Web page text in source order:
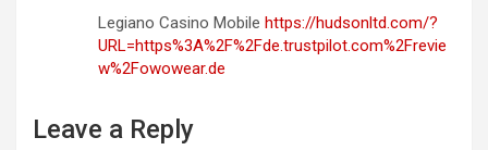
Legiano Casino Mobile https://hudsonltd.com/?
URL=https%3A%2F%2Fde.trustpilot.com%2Frevie
w%2Fowowear.de
Leave a Reply